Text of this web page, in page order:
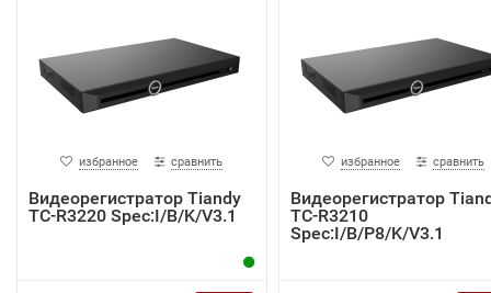
избранное сравнить
Видеорегистратор Tiandy
TC-R3220 Spec:I/B/K/V3.1
избранное сравнить
Видеорегистратор
TC-R3210
Spec:I/B/P8/K/V3.1